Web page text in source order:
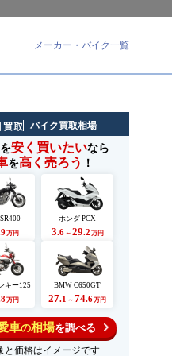
メーカー・バイク一覧
バイク買取相場
安く買いたいなら
を高く売ろう ！
万円
ホンダ PCX
3.6 ～ 29.2 万円
キー125
万円
BMW C650GT
27.1 ～ 74.6万円
車の相場を調べる
価格はイメージです